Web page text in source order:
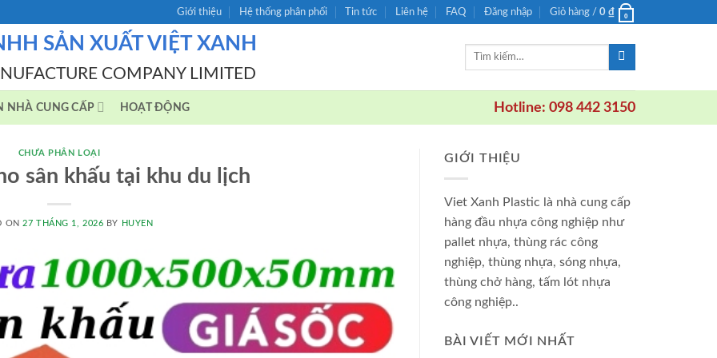
Giới thiệu Hệ thống phân phối Tin tức Liên hệ FAQ Đăng nhập Giỏ hàng / 0 ₫ 0
SẢN XUẤT VIỆT XANH
COMPANY LIMITED
Tìm
NHÀ CUNG CẤP HOẠT ĐỘNG Hotline: 098 442 3150
CHƯA PHÂN LOẠI
sân khấu tại khu du lịch
ON27 THÁNG 1, 2026 BY HUYEN
GIỚI THIỆU
Viet Xanh Plastic là nhà cung cấp
hàng đầu nhựa công nghiệp như
pallet nhựa, thùng rác công
nghiệp, thùng nhựa, sóng nhựa,
thùng chở hàng, tấm lót nhựa
công nghiệp..
BÀI VIẾT MỚI NHẤT